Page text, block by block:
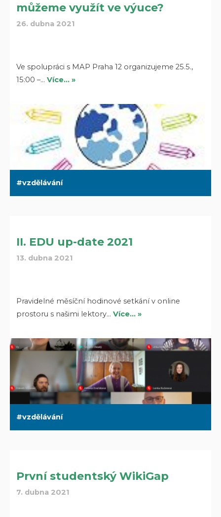
můžeme využít ve výuce?
26. dubna 2021
Ve spolupráci s MAP Praha 12 organizujeme 25.5.,
15:00 –…Více… »
vzdělávání
II. EDU up-date 2021
13. dubna 2021
Pravidelné měsíční hodinové setkání v online
prostoru s našimi lektory…Více… »
vzdělávání
První studentský WikiGap
7. dubna 2021